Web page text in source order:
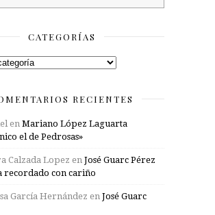
CATEGORÍAS
RECIENTES
en Mariano López Laguarta
el de Pedrosas»
Calzada Lopez en José Guarc Pérez
recordado con cariño
García Hernández en José Guarc